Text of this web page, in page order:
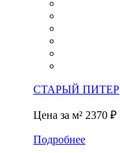
СТАРЫЙ ПИТЕР
Цена за м² 2370 ₽
Подробнее